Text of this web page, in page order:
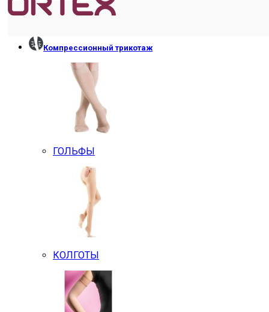
Компрессионный трикотаж
ГОЛЬФЫ
КОЛГОТЫ